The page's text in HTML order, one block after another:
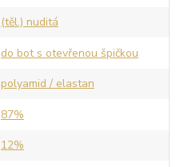
(těl.) nuditá
do bot s otevřenou špičkou
polyamid / elastan
87%
12%